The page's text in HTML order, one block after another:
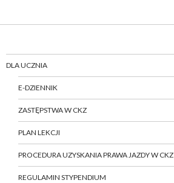
DLA UCZNIA
E-DZIENNIK
ZASTĘPSTWA W CKZ
PLAN LEKCJI
PROCEDURA UZYSKANIA PRAWA JAZDY W CKZ
REGULAMIN STYPENDIUM